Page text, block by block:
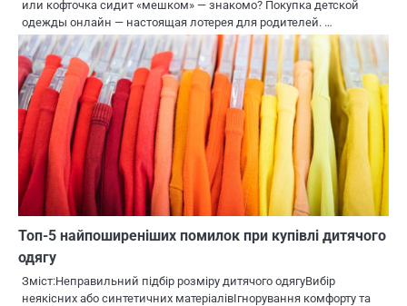
или кофточка сидит «мешком» — знакомо? Покупка детской
одежды онлайн — настоящая лотерея для родителей. …
Топ-5 найпоширеніших помилок при купівлі дитячого
одягу
Зміст:Неправильний підбір розміру дитячого одягуВибір
неякісних або синтетичних матеріалівІгнорування комфорту та